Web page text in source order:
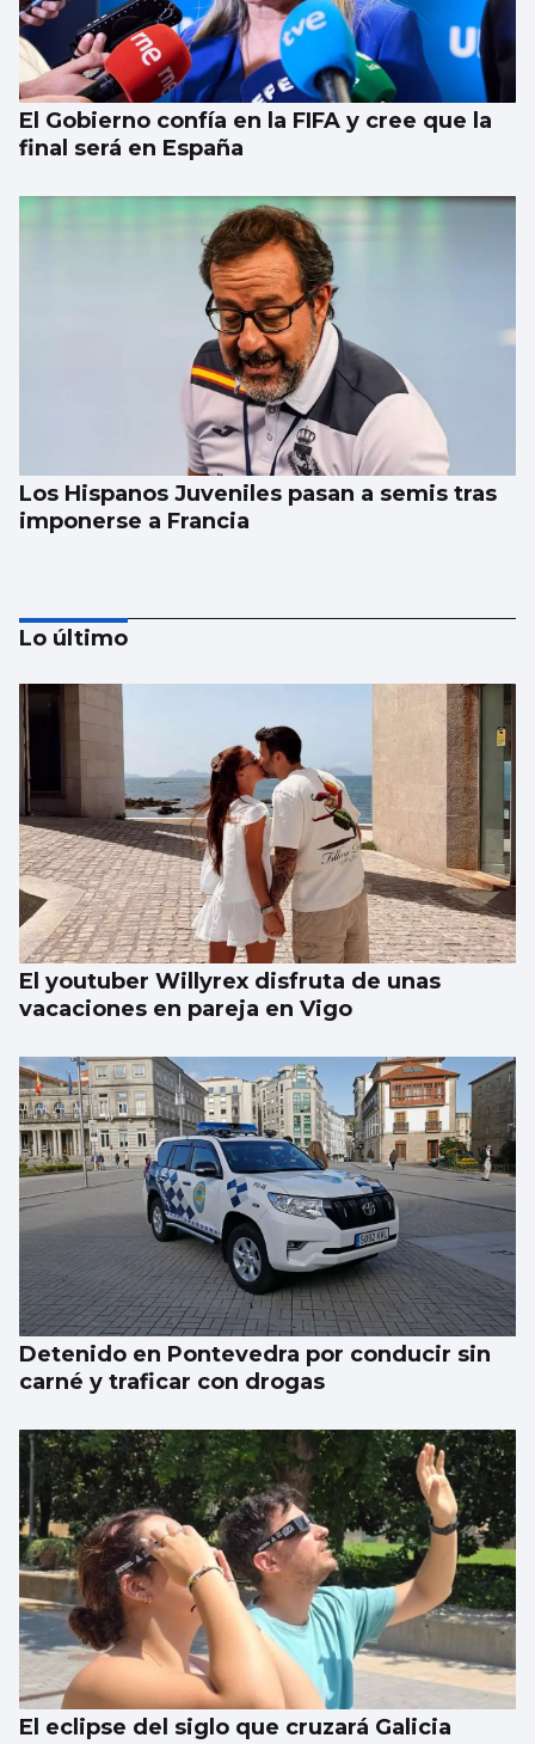
El Gobierno confía en la FIFA y cree que la
final será en España
Los Hispanos Juveniles pasan a semis tras
imponerse a Francia
FÚTBOL
La gobernanza de la FIFA genera dudas
Lo último
El youtuber Willyrex disfruta de unas
vacaciones en pareja en Vigo
Detenido en Pontevedra por conducir sin
carné y traficar con drogas
El eclipse del siglo que cruzará Galicia